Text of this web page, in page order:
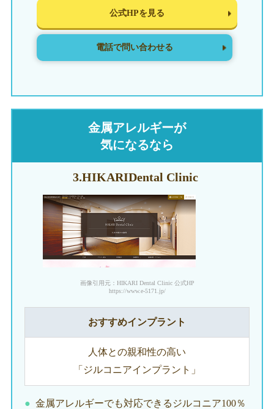
公式HPを見る
電話で問い合わせる
金属アレルギーが
気になるなら
3.HIKARIDental Clinic
画像引用元：HIKARI Dental Clinic 公式HP
https://www.e-5171.jp/
おすすめインプラント
人体との親和性の高い
「ジルコニアインプラント」
金属アレルギーでも対応できるジルコニア100％